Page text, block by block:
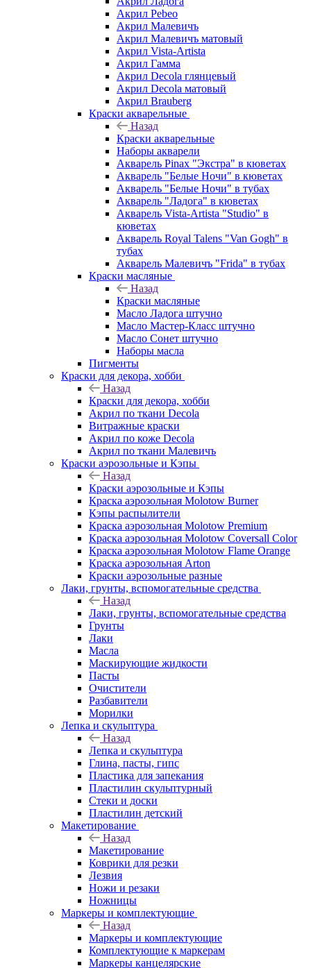
Акрил Pebeo
Акрил Малевичъ
Акрил Малевичъ матовый
Акрил Vista-Artista
Акрил Гамма
Акрил Decola глянцевый
Акрил Decola матовый
Акрил Brauberg
Краски акварельные
Назад
Краски акварельные
Наборы акварели
Акварель Pinax "Экстра" в кюветах
Акварель "Белые Ночи" в кюветах
Акварель "Белые Ночи" в тубах
Акварель "Ладога" в кюветах
Акварель Vista-Artista "Studio" в
кюветах
Акварель Royal Talens "Van Gogh" в
тубах
Акварель Малевичъ "Frida" в тубах
Краски масляные
Назад
Краски масляные
Масло Ладога штучно
Масло Мастер-Класс штучно
Масло Сонет штучно
Наборы масла
Пигменты
Краски для декора, хобби
Назад
Краски для декора, хобби
Акрил по ткани Decola
Витражные краски
Акрил по коже Decola
Акрил по ткани Малевичъ
Краски аэрозольные и Кэпы
Назад
Краски аэрозольные и Кэпы
Краска аэрозольная Molotow Burner
Кэпы распылители
Краска аэрозольная Molotow Premium
Краска аэрозольная Molotow Coversall Color
Краска аэрозольная Molotow Flame Orange
Краска аэрозольная Arton
Краски аэрозольные разные
Лаки, грунты, вспомогательные средства
Назад
Лаки, грунты, вспомогательные средства
Грунты
Лаки
Масла
Маскирующие жидкости
Пасты
Очистители
Разбавители
Морилки
Лепка и скульптура
Назад
Лепка и скульптура
Глина, пасты, гипс
Пластика для запекания
Пластилин скульптурный
Стеки и доски
Пластилин детский
Макетирование
Назад
Макетирование
Коврики для резки
Лезвия
Ножи и резаки
Ножницы
Маркеры и комплектующие
Назад
Маркеры и комплектующие
Комплектующие к маркерам
Маркеры канцелярские